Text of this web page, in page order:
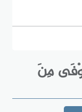
مِنَ